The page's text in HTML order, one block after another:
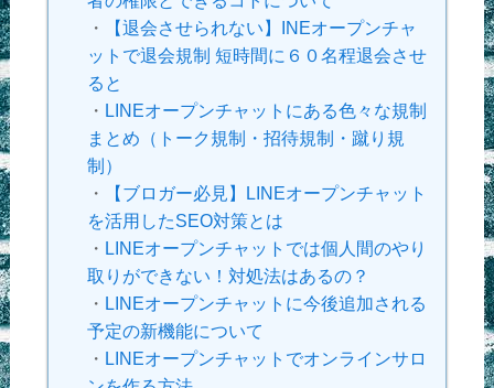
・
【退会させられない】INEオープンチャ
ットで退会規制 短時間に６０名程退会させ
ると
・ LINEオープンチャットにある色々な規制
まとめ（トーク規制・招待規制・蹴り規
制）
・
【ブロガー必見】LINEオープンチャット
を活用したSEO対策とは
・ LINEオープンチャットでは個人間のやり
取りができない！対処法はあるの？
・ LINEオープンチャットに今後追加される
予定の新機能について
・ LINEオープンチャットでオンラインサロ